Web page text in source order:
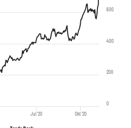
Jul '20 Okt '20
0
200
400
600